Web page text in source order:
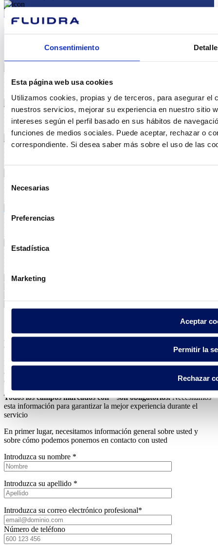
Consentimiento
Esta página web usa cookies
Utilizamos cookies, propias y de terceros, para asegurar el
nuestros servicios, mejorar su experiencia en nuestro sitio
intereses según el perfil basado en sus hábitos de
funciones de medios sociales. Puede aceptar, rechazar o
correspondiente. Si desea saber más sobre el uso de las
Selección
de
consentimiento
Necesarias
Preferencias
Estadística
Marketing
Aceptar
Permitir la
Rechazar
Una selección
de nuestrosproyectos
PUBLIC ADMINISTRATION
FOUNTAINS
Floating Fountain Complex in Shymkent City
HOSPITALITY
FOUNTAINS
Hotel Coral Playa Mujeres
PUBLIC ADMINISTRATION
FOUNTAINS
PUBLIC ADMINISTRATION
FOUNTAINS
PUBLIC ADMINISTRATION
FOUNTAINS
PUBLIC ADMINISTRATION
FOUNTAINS
¿Tiene alguna pregunta? Rellene el formulario y póngase en
contacto con uno de nuestros expertos
Nuestro equipo está especializado en la prestación de servicios de
asesoramiento y apoyo para el desarrollo de proyectos acuáticos en
diferentes sectores.
Todos los campos marcados con * son obligatorios.Necesitamos
esta información para garantizar la mejor experiencia durante el
servicio
En primer lugar, necesitamos información general sobre usted y
sobre cómo podemos ponernos en contacto con usted
Introduzca su nombre *
Introduzca su apellido *
Introduzca su correo electrónico profesional*
Número de teléfono